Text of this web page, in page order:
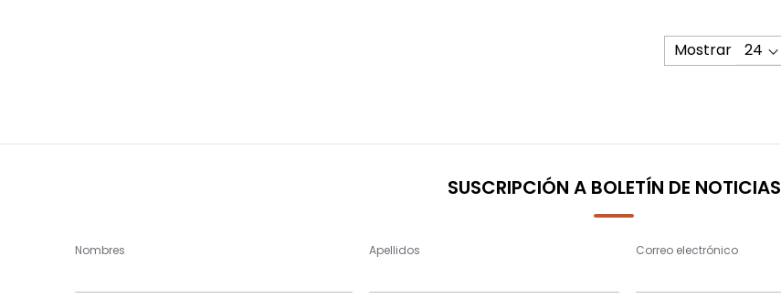
Mostrar
SUSCRIPCIÓN A BOLETÍN DE NOTICIAS
Nombres Apellidos Correo electrónico